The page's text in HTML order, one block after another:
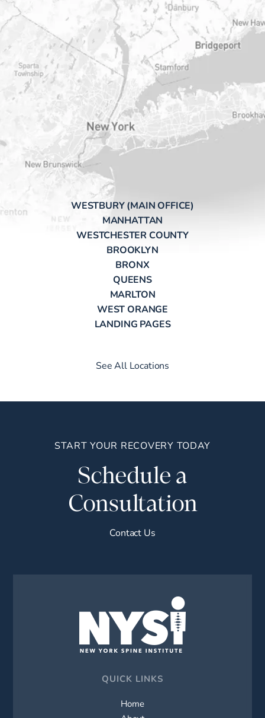
WESTBURY (MAIN OFFICE)
MANHATTAN
WESTCHESTER COUNTY
BROOKLYN
BRONX
QUEENS
MARLTON
WEST ORANGE
LANDING PAGES
See All Locations
START YOUR RECOVERY TODAY
Schedule a
Consultation
Contact Us
QUICK LINKS
Home